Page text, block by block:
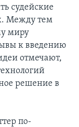
судейские
Между тем
миру
к введению
отмечают,
решение в
по-